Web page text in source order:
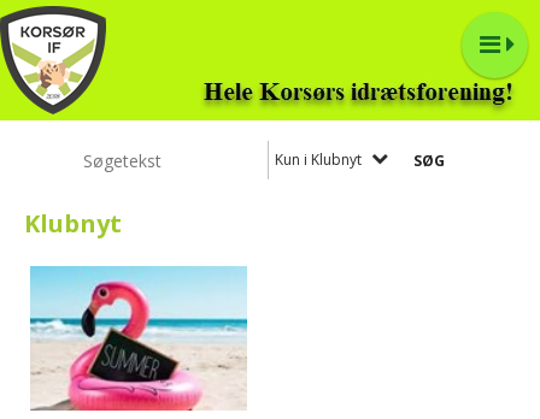
Kun i Klubnyt
Klubnyt